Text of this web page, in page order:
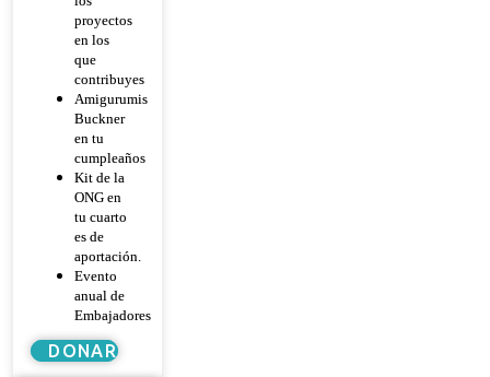
proyectos
en los
que
contribuyes
Amigurumis
Buckner
en tu
cumpleaños
Kit de la
ONG en
tu cuarto
es de
aportación.
Evento
anual de
Embajadores
DONAR